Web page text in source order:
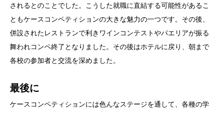
されるとのことでした。こうした就職に直結する可能性があるこ
ともケースコンペティションの大きな魅力の一つです。その後、
併設されたレストランで利きワインコンテストやパエリアが振る
舞われコンペ終了となりました。その後はホテルに戻り、朝まで
各校の参加者と交流を深めました。
最後に
ケースコンペティションには色んなステージを通して、各種の学